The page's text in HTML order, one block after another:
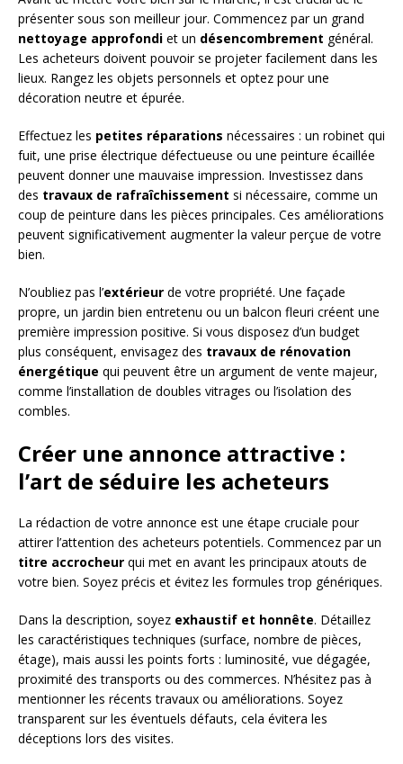
présenter sous son meilleur jour. Commencez par un grand
nettoyage approfondi et un désencombrement général.
Les acheteurs doivent pouvoir se projeter facilement dans les
lieux. Rangez les objets personnels et optez pour une
décoration neutre et épurée.
Effectuez les petites réparations nécessaires : un robinet qui
fuit, une prise électrique défectueuse ou une peinture écaillée
peuvent donner une mauvaise impression. Investissez dans
des travaux de rafraîchissement si nécessaire, comme un
coup de peinture dans les pièces principales. Ces améliorations
peuvent significativement augmenter la valeur perçue de votre
bien.
N’oubliez pas l’extérieur de votre propriété. Une façade
propre, un jardin bien entretenu ou un balcon fleuri créent une
première impression positive. Si vous disposez d’un budget
plus conséquent, envisagez des travaux de rénovation
énergétique qui peuvent être un argument de vente majeur,
comme l’installation de doubles vitrages ou l’isolation des
combles.
Créer une annonce attractive :
l’art de séduire les acheteurs
La rédaction de votre annonce est une étape cruciale pour
attirer l’attention des acheteurs potentiels. Commencez par un
titre accrocheur qui met en avant les principaux atouts de
votre bien. Soyez précis et évitez les formules trop génériques.
Dans la description, soyez exhaustif et honnête. Détaillez
les caractéristiques techniques (surface, nombre de pièces,
étage), mais aussi les points forts : luminosité, vue dégagée,
proximité des transports ou des commerces. N’hésitez pas à
mentionner les récents travaux ou améliorations. Soyez
transparent sur les éventuels défauts, cela évitera les
déceptions lors des visites.